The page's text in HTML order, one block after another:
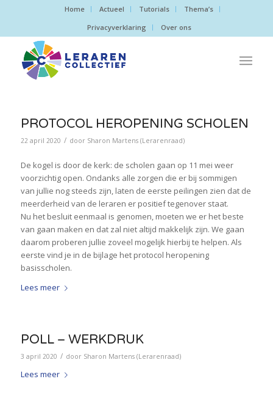
Home Actueel Tutorials
Thema’s
Privacyverklaring
Over ons
PROTOCOL HEROPENING SCHOLEN
22 april 2020 / door Sharon Martens (Lerarenraad)
De kogel is door de kerk: de scholen gaan op 11 mei weer
voorzichtig open. Ondanks alle zorgen die er bij sommigen
van jullie nog steeds zijn, laten de eerste peilingen zien dat de
meerderheid van de leraren er positief tegenover staat.
Nu het besluit eenmaal is genomen, moeten we er het beste
van gaan maken en dat zal niet altijd makkelijk zijn. We gaan
daarom proberen jullie zoveel mogelijk hierbij te helpen. Als
eerste vind je in de bijlage het protocol heropening
basisscholen.
Lees meer
POLL – WERKDRUK
3 april 2020 / door Sharon Martens (Lerarenraad)
Lees meer